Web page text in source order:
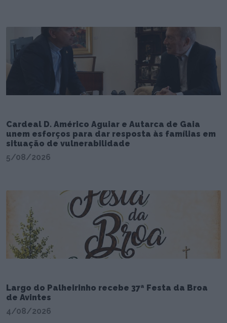
Cardeal D. Américo Aguiar e Autarca de Gaia
unem esforços para dar resposta às famílias em
situação de vulnerabilidade
5/08/2026
Largo do Palheirinho recebe 37ª Festa da Broa
de Avintes
4/08/2026